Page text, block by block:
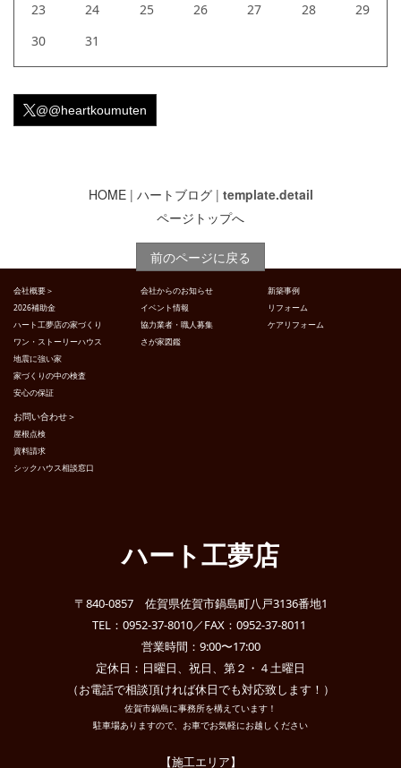
23
24 25 26 27 28
29
30
31
@@heartkoumuten
HOME| ハートブログ| template.detail
ページトップへ
前のページに戻る
会社概要＞
2026補助金
ハート工夢店の家づくり
ワン・ストーリーハウス
地震に強い家
家づくりの中の検査
安心の保証
会社からのお知らせ
イベント情報
協力業者・職人募集
さが家図鑑
新築事例
リフォーム
ケアリフォーム
お問い合わせ＞
屋根点検
資料請求
シックハウス相談窓口
ハート工夢店
〒840-0857 佐賀県佐賀市鍋島町八戸3136番地1
TEL：0952-37-8010／FAX：0952-37-8011
営業時間：9:00〜17:00
定休日：日曜日、祝日、第２・４土曜日
（お電話で相談頂ければ休日でも対応致します！）
佐賀市鍋島に事務所を構えています！
駐車場ありますので、お車でお気軽にお越しください
【施工エリア】